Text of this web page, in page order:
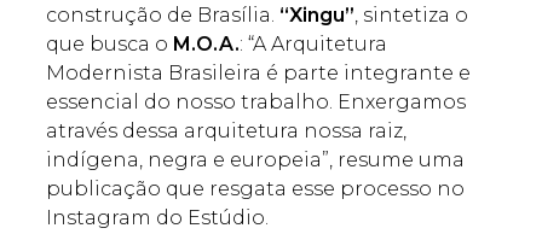
construção de Brasília. “Xingu”, sintetiza o
que busca o M.O.A.: “A Arquitetura
Modernista Brasileira é parte integrante e
essencial do nosso trabalho. Enxergamos
através dessa arquitetura nossa raiz,
indígena, negra e europeia”, resume uma
publicação que resgata esse processo no
Instagram do Estúdio.